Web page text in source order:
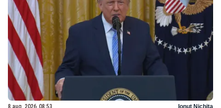
8 aug. 2026, 08:53 Ionuț Nichita